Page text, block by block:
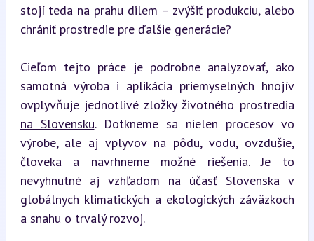
stojí teda na prahu dilem – zvýšiť produkciu, alebo
chrániť prostredie pre ďalšie generácie?
Cieľom tejto práce je podrobne analyzovať, ako
samotná výroba i aplikácia priemyselných hnojív
ovplyvňuje jednotlivé zložky životného prostredia
na Slovensku. Dotkneme sa nielen procesov vo
výrobe, ale aj vplyvov na pôdu, vodu, ovzdušie,
človeka a navrhneme možné riešenia. Je to
nevyhnutné aj vzhľadom na účasť Slovenska v
globálnych klimatických a ekologických záväzkoch
a snahu o trvalý rozvoj.